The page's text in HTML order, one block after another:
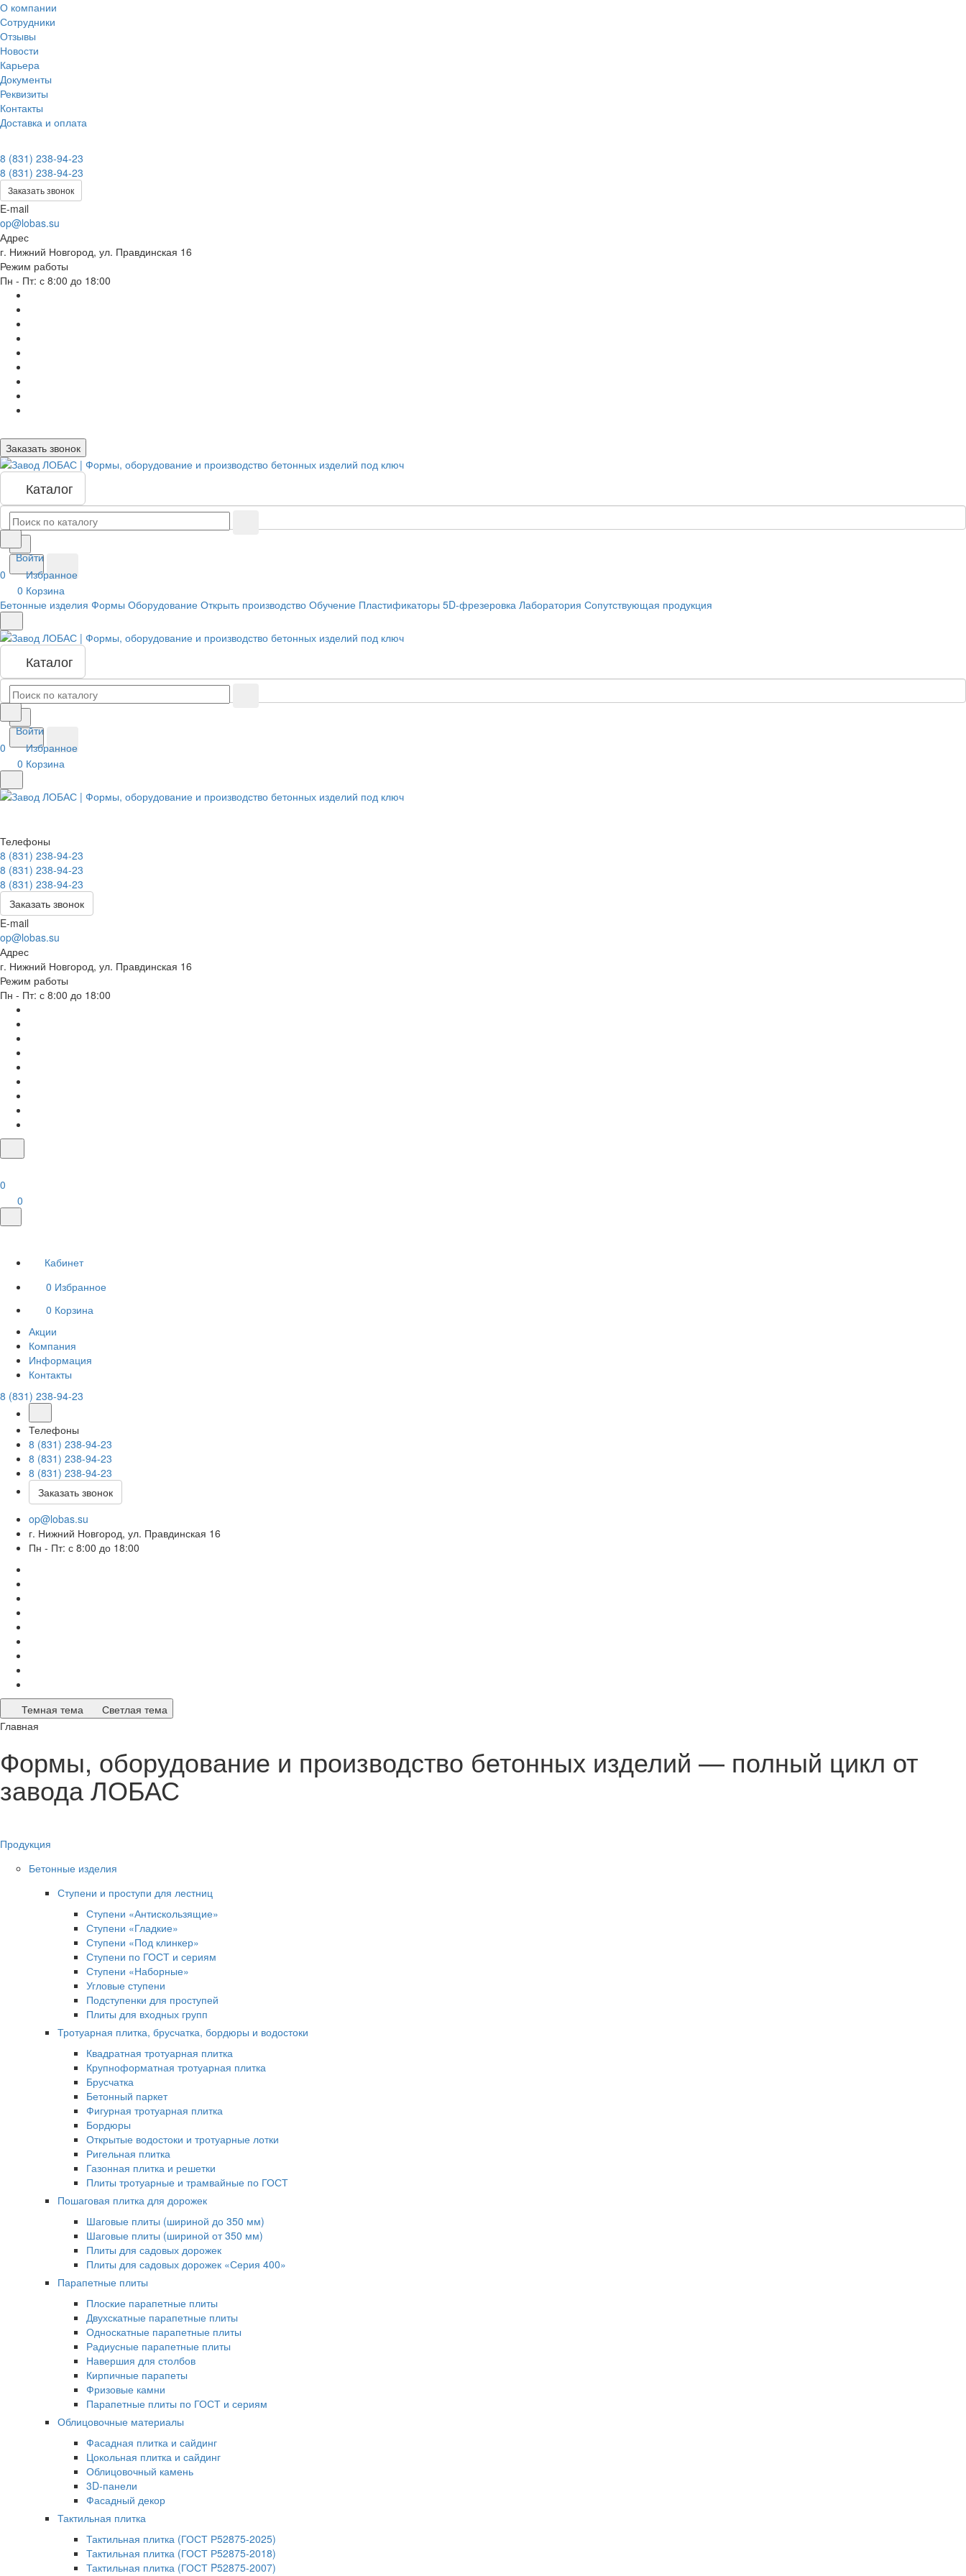
О компании
Сотрудники
Отзывы
Новости
Карьера
Документы
Реквизиты
Контакты
Доставка и оплата
8 (831) 238-94-23
8 (831) 238-94-23
Заказать звонок
E-mail
op@lobas.su
Адрес
г. Нижний Новгород, ул. Правдинская 16
Режим работы
Пн - Пт: с 8:00 до 18:00
Заказать звонок
Каталог
Войти
0
Избранное
0 Корзина
Бетонные изделия Формы Оборудование Открыть производство Обучение Пластификаторы 5D-фрезеровка Лаборатория Сопутствующая продукция
Каталог
Войти
0
Избранное
0 Корзина
Телефоны
8 (831) 238-94-23
8 (831) 238-94-23
8 (831) 238-94-23
Заказать звонок
E-mail
op@lobas.su
Адрес
г. Нижний Новгород, ул. Правдинская 16
Режим работы
Пн - Пт: с 8:00 до 18:00
0
0
Кабинет
0 Избранное
0 Корзина
Акции
Компания
Информация
Контакты
8 (831) 238-94-23
Телефоны
8 (831) 238-94-23
8 (831) 238-94-23
8 (831) 238-94-23
Заказать звонок
op@lobas.su
г. Нижний Новгород, ул. Правдинская 16
Пн - Пт: с 8:00 до 18:00
Темная тема
Светлая тема
Главная
Формы, оборудование и производство бетонных изделий — полный цикл от
завода ЛОБАС
Продукция
Бетонные изделия
Ступени и проступи для лестниц
Ступени «Антискользящие»
Ступени «Гладкие»
Ступени «Под клинкер»
Ступени по ГОСТ и сериям
Ступени «Наборные»
Угловые ступени
Подступенки для проступей
Плиты для входных групп
Тротуарная плитка, брусчатка, бордюры и водостоки
Квадратная тротуарная плитка
Крупноформатная тротуарная плитка
Брусчатка
Бетонный паркет
Фигурная тротуарная плитка
Бордюры
Открытые водостоки и тротуарные лотки
Ригельная плитка
Газонная плитка и решетки
Плиты тротуарные и трамвайные по ГОСТ
Пошаговая плитка для дорожек
Шаговые плиты (шириной до 350 мм)
Шаговые плиты (шириной от 350 мм)
Плиты для садовых дорожек
Плиты для садовых дорожек «Серия 400»
Парапетные плиты
Плоские парапетные плиты
Двухскатные парапетные плиты
Односкатные парапетные плиты
Радиусные парапетные плиты
Навершия для столбов
Кирпичные парапеты
Фризовые камни
Парапетные плиты по ГОСТ и сериям
Облицовочные материалы
Фасадная плитка и сайдинг
Цокольная плитка и сайдинг
Облицовочный камень
3D-панели
Фасадный декор
Тактильная плитка
Тактильная плитка (ГОСТ Р52875-2025)
Тактильная плитка (ГОСТ Р52875-2018)
Тактильная плитка (ГОСТ P52875-2007)